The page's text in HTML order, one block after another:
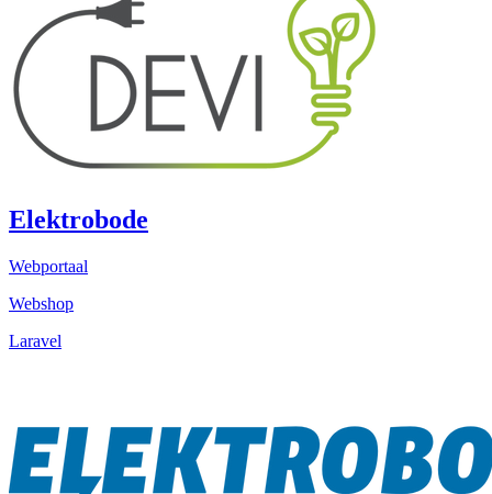
Elektrobode
Webportaal
Webshop
Laravel